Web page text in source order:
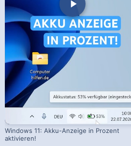
Windows 11: Akku-Anzeige in Prozent
aktivieren!